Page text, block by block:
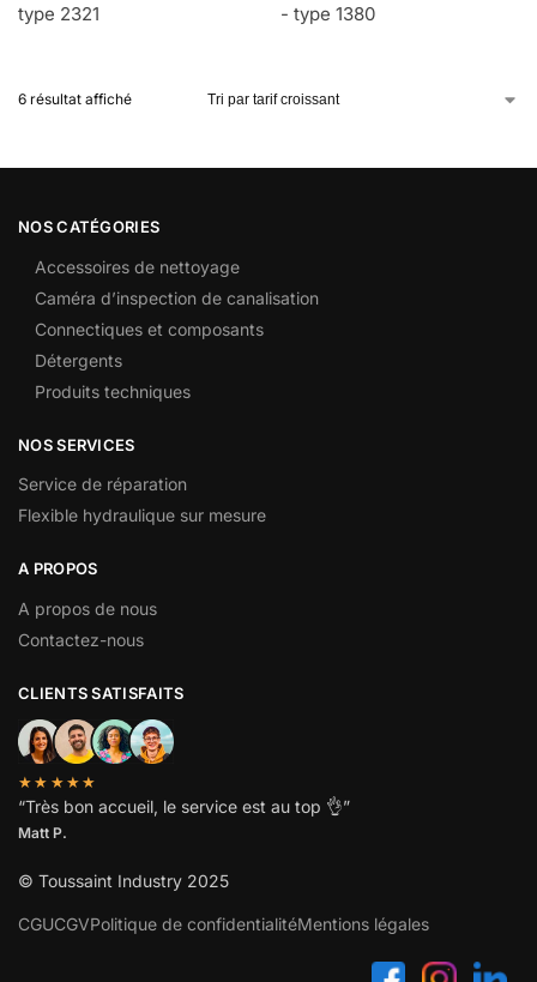
type 2321
- type 1380
6 résultat affiché
NOS CATÉGORIES
Accessoires de nettoyage
Caméra d’inspection de canalisation
Connectiques et composants
Détergents
Produits techniques
NOS SERVICES
Service de réparation
Flexible hydraulique sur mesure
A PROPOS
A propos de nous
Contactez-nous
CLIENTS SATISFAITS
★★★★★
“Très bon accueil, le service est au top 👌”
Matt P.
© Toussaint Industry 2025
CGUCGVPolitique de confidentialitéMentions légales